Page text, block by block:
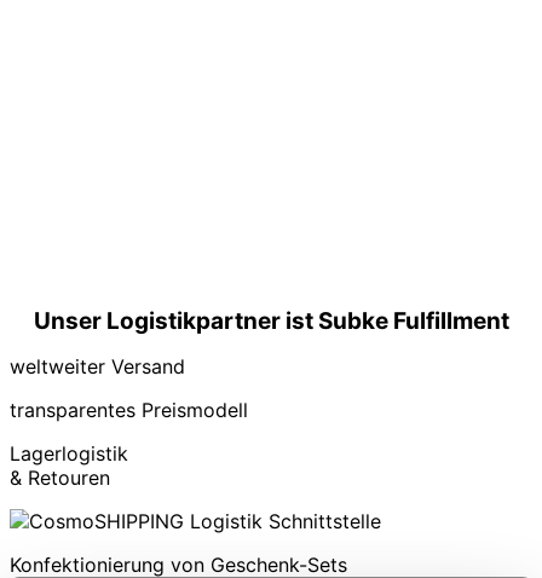
Unser Logistikpartner ist Subke Fulfillment
weltweiter Versand
transparentes Preismodell
Lagerlogistik
& Retouren
Konfektionierung von Geschenk-Sets